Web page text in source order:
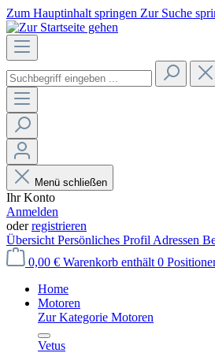
Zum Hauptinhalt springen Zur Suche
Menü schließen
Ihr Konto
Anmelden
oderregistrieren
Übersicht Persönliches Profil Adressen
0,00 € Warenkorb enthält 0
Home
Motoren
Zur Kategorie Motoren
Vetus